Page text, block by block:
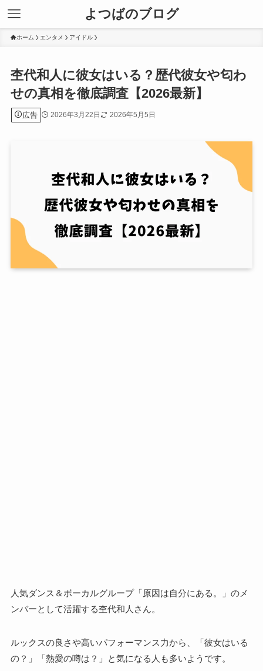
よつばのブログ
ホーム エンタメ アイドル
杢代和人に彼女はいる？歴代彼女や匂わ
せの真相を徹底調査【2026最新】
広告 2026年3月22日 2026年5月5日
人気ダンス＆ボーカルグループ「原因は自分にある。」のメ
ンバーとして活躍する杢代和人さん。
ルックスの良さや高いパフォーマンス力から、「彼女はいる
の？」「熱愛の噂は？」と気になる人も多いようです。